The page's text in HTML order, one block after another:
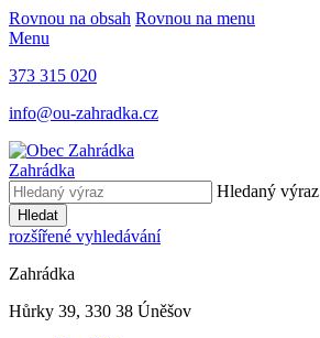
Rovnou na obsah Rovnou na menu
Menu
373 315 020
info@ou-zahradka.cz
Zahrádka
Hledaný výraz
Hledat
rozšířené vyhledávání
Zahrádka
Hůrky 39, 330 38 Úněšov